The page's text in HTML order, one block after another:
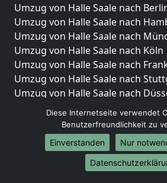
Umzug von Halle Saale nach
Umzug von Halle Saale nach
Umzug von Halle Saale nach
Umzug von Halle Saale nach Köln
Umzug von Halle Saale nach
Umzug von Halle Saale nach
Umzug von Halle Saale nach
Umzug von Halle Saale nach
Umzug von Halle Saale nach
Umzug von Halle Saale nach
Umzug von Halle Saale nach
Umzug von Halle Saale nach
Diese Internetseite verwendet
Benutzerfreundlichkeit zu
Einverstanden
Nur